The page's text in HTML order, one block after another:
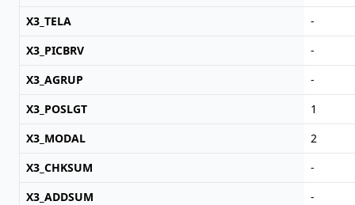
X3_TELA
-
X3_PICBRV
-
X3_AGRUP
-
X3_POSLGT
1
X3_MODAL
2
X3_CHKSUM
-
X3_ADDSUM
-